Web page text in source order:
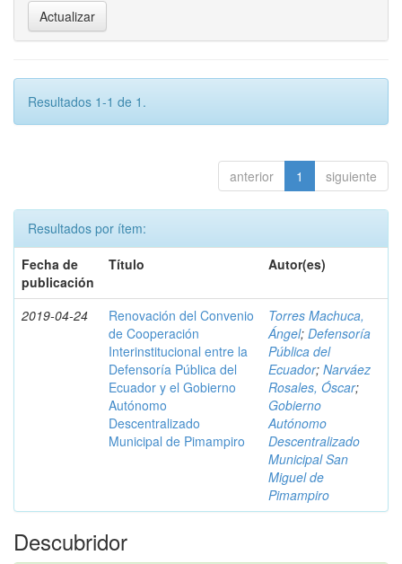
Resultados 1-1 de 1.
anterior 1 siguiente
Resultados por ítem:
Fecha de
publicación
Título Autor(es)
2019-04-24
Renovación del Convenio
de Cooperación
Interinstitucional entre la
Defensoría Pública del
Ecuador y el Gobierno
Autónomo
Descentralizado
Municipal de Pimampiro
Torres Machuca,
Ángel; Defensoría
Pública del
Ecuador; Narváez
Rosales, Óscar;
Gobierno
Autónomo
Descentralizado
Municipal San
Miguel de
Pimampiro
Descubridor